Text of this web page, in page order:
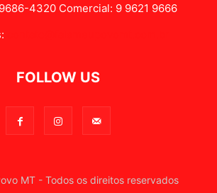
4320 Comercial: 9 9621 9666
FOLLOW US
MT - Todos os direitos reservados